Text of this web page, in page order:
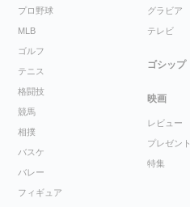
プロ野球
MLB
ゴルフ
テニス
格闘技
競馬
相撲
バスケ
バレー
フィギュア
グラビア
テレビ
ゴシップ
映画
レビュー
プレゼント
特集